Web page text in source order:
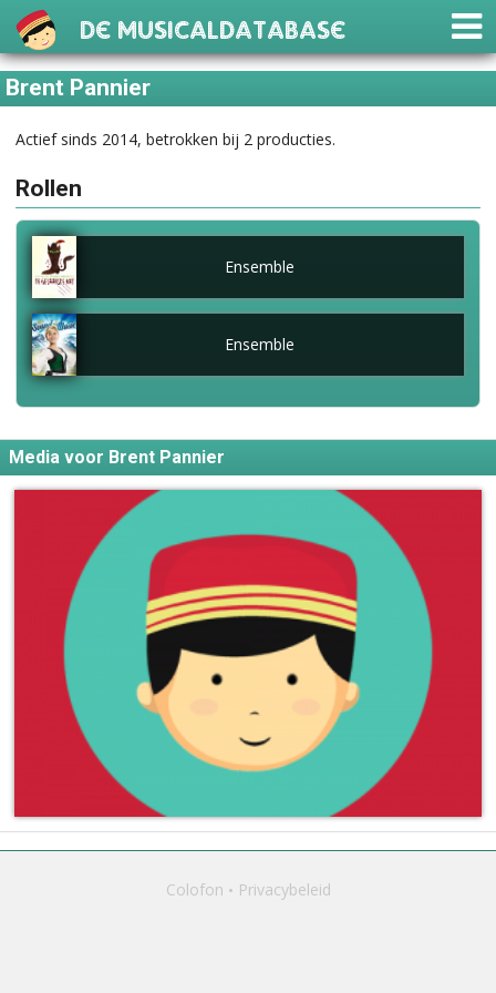
De Musicaldatabase
Brent Pannier
Actief sinds 2014, betrokken bij 2 producties.
Rollen
Ensemble
Ensemble
Media voor Brent Pannier
Colofon Privacybeleid